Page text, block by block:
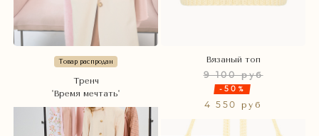
Товар распродан
Тренч
'Время мечтать'
Вязаный топ
9 100 руб
-50%
4 550 руб